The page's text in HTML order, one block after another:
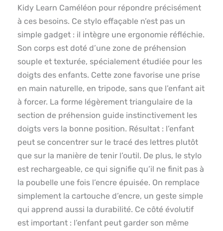
Kidy Learn Caméléon pour répondre précisément
à ces besoins. Ce stylo effaçable n’est pas un
simple gadget : il intègre une ergonomie réfléchie.
Son corps est doté d’une zone de préhension
souple et texturée, spécialement étudiée pour les
doigts des enfants. Cette zone favorise une prise
en main naturelle, en tripode, sans que l’enfant ait
à forcer. La forme légèrement triangulaire de la
section de préhension guide instinctivement les
doigts vers la bonne position. Résultat : l’enfant
peut se concentrer sur le tracé des lettres plutôt
que sur la manière de tenir l’outil. De plus, le stylo
est rechargeable, ce qui signifie qu’il ne finit pas à
la poubelle une fois l’encre épuisée. On remplace
simplement la cartouche d’encre, un geste simple
qui apprend aussi la durabilité. Ce côté évolutif
est important : l’enfant peut garder son même